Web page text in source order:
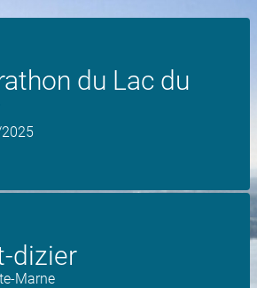
du Lac du
dizier
Marne